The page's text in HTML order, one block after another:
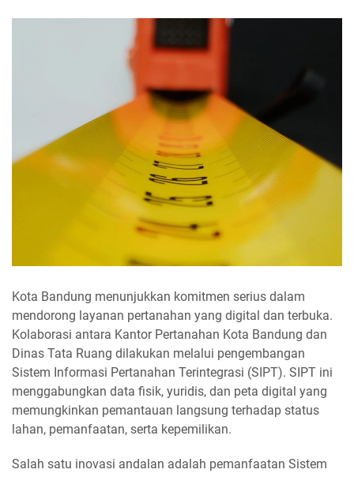
Kota Bandung menunjukkan komitmen serius dalam
mendorong layanan pertanahan yang digital dan terbuka.
Kolaborasi antara Kantor Pertanahan Kota Bandung dan
Dinas Tata Ruang dilakukan melalui pengembangan
Sistem Informasi Pertanahan Terintegrasi (SIPT). SIPT ini
menggabungkan data fisik, yuridis, dan peta digital yang
memungkinkan pemantauan langsung terhadap status
lahan, pemanfaatan, serta kepemilikan.
Salah satu inovasi andalan adalah pemanfaatan Sistem